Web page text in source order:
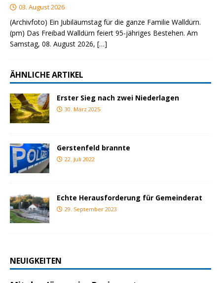
03. August 2026
(Archivfoto) Ein Jubiläumstag für die ganze Familie Walldürn.
(pm) Das Freibad Walldürn feiert 95-jähriges Bestehen. Am
Samstag, 08. August 2026, […]
ÄHNLICHE ARTIKEL
Erster Sieg nach zwei Niederlagen
30. März 2025
Gerstenfeld brannte
22. Juli 2022
Echte Herausforderung für Gemeinderat
29. September 2023
NEUIGKEITEN